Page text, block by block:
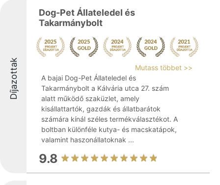
Díjazottak
Dog-Pet Állateledel és
Takarmánybolt
Mutass többet >>
A bajai Dog-Pet Állateledel és
Takarmánybolt a Kálvária utca 27. szám
alatt működő szaküzlet, amely
kisállattartók, gazdák és állatbarátok
számára kínál széles termékválasztékot. A
boltban különféle kutya- és macskatápok,
valamint haszonállatoknak ...
9.8